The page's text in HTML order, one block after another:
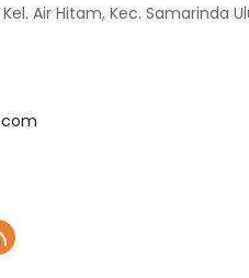
Air Hitam, Kec. Samarinda